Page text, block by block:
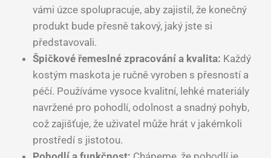
vámi úzce spolupracuje, aby zajistil, že konečný
produkt bude přesně takový, jaký jste si
představovali.
Špičkové řemeslné zpracování a kvalita: Každý
kostým maskota je ručně vyroben s přesností a
péčí. Používáme vysoce kvalitní, lehké materiály
navržené pro pohodlí, odolnost a snadný pohyb,
což zajišťuje, že uživatel může hrát v jakémkoli
prostředí s jistotou.